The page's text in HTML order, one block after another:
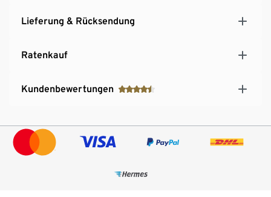
Lieferung & Rücksendung
Ratenkauf
Kundenbewertungen